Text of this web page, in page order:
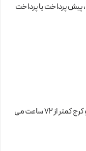
پیش پرداخت یا پرداخت
۱-۸– مدت زمان تحویل کالاها در شهر تهران و کرج کمتر از 72 ساعت می